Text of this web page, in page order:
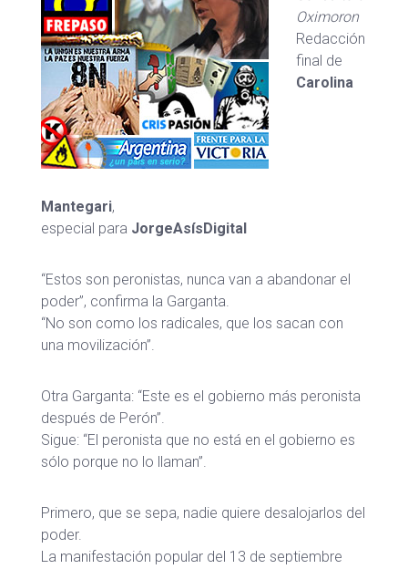
Oximoron
Redacción
final de
Carolina
Mantegari,
especial para JorgeAsísDigital
“Estos son peronistas, nunca van a abandonar el
poder”, confirma la Garganta.
“No son como los radicales, que los sacan con
una movilización”.
Otra Garganta: “Este es el gobierno más peronista
después de Perón”.
Sigue: “El peronista que no está en el gobierno es
sólo porque no lo llaman”.
Primero, que se sepa, nadie quiere desalojarlos del
poder.
La manifestación popular del 13 de septiembre